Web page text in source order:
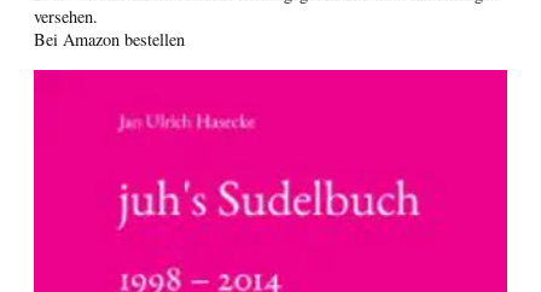
versehen.
Bei Amazon bestellen